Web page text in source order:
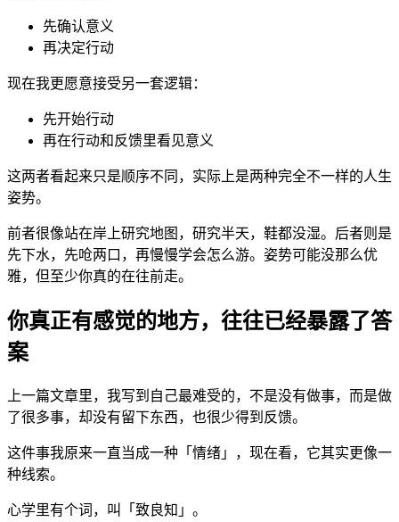
先确认意义
再决定行动
现在我更愿意接受另一套逻辑：
先开始行动
再在行动和反馈里看见意义
这两者看起来只是顺序不同，实际上是两种完全不一样的人生
姿势。
前者很像站在岸上研究地图，研究半天，鞋都没湿。后者则是
先下水，先呛两口，再慢慢学会怎么游。姿势可能没那么优
雅，但至少你真的在往前走。
你真正有感觉的地方，往往已经暴露了答
案
上一篇文章里，我写到自己最难受的，不是没有做事，而是做
了很多事，却没有留下东西，也很少得到反馈。
这件事我原来一直当成一种「情绪」，现在看，它其实更像一
种线索。
心学里有个词，叫「致良知」。